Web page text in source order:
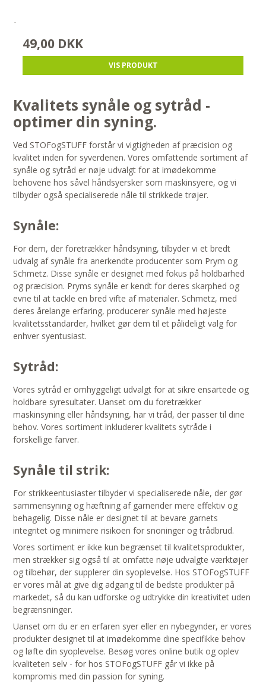
-
49,00 DKK
VIS PRODUKT
Kvalitets synåle og sytråd -
optimer din syning.
Ved STOFogSTUFF forstår vi vigtigheden af præcision og
kvalitet inden for syverdenen. Vores omfattende sortiment af
synåle og sytråd er nøje udvalgt for at imødekomme
behovene hos såvel håndsyersker som maskinsyere, og vi
tilbyder også specialiserede nåle til strikkede trøjer.
Synåle:
For dem, der foretrækker håndsyning, tilbyder vi et bredt
udvalg af synåle fra anerkendte producenter som Prym og
Schmetz. Disse synåle er designet med fokus på holdbarhed
og præcision. Pryms synåle er kendt for deres skarphed og
evne til at tackle en bred vifte af materialer. Schmetz, med
deres årelange erfaring, producerer synåle med højeste
kvalitetsstandarder, hvilket gør dem til et pålideligt valg for
enhver syentusiast.
Sytråd:
Vores sytråd er omhyggeligt udvalgt for at sikre ensartede og
holdbare syresultater. Uanset om du foretrækker
maskinsyning eller håndsyning, har vi tråd, der passer til dine
behov. Vores sortiment inkluderer kvalitets sytråde i
forskellige farver.
Synåle til strik:
For strikkeentusiaster tilbyder vi specialiserede nåle, der gør
sammensyning og hæftning af garnender mere effektiv og
behagelig. Disse nåle er designet til at bevare garnets
integritet og minimere risikoen for snoninger og trådbrud.
Vores sortiment er ikke kun begrænset til kvalitetsprodukter,
men strækker sig også til at omfatte nøje udvalgte værktøjer
og tilbehør, der supplerer din syoplevelse. Hos STOFogSTUFF
er vores mål at give dig adgang til de bedste produkter på
markedet, så du kan udforske og udtrykke din kreativitet uden
begrænsninger.
Uanset om du er en erfaren syer eller en nybegynder, er vores
produkter designet til at imødekomme dine specifikke behov
og løfte din syoplevelse. Besøg vores online butik og oplev
kvaliteten selv - for hos STOFogSTUFF går vi ikke på
kompromis med din passion for syning.